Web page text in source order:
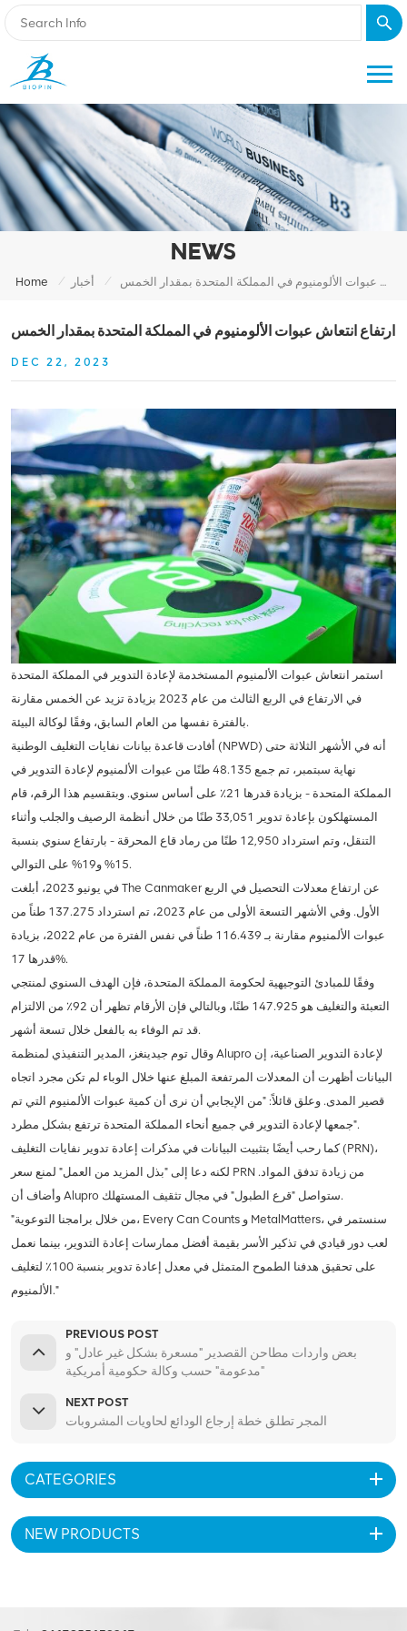
NEWS
Home / أخبار / ارتفاع انتعاش عبوات الألومنيوم في المملكة المتحدة بمقدار الخمس
ارتفاع انتعاش عبوات الألومنيوم في المملكة المتحدة بمقدار الخمس
DEC 22, 2023
استمر انتعاش عبوات الألمنيوم المستخدمة لإعادة التدوير في المملكة المتحدة
في الارتفاع في الربع الثالث من عام 2023 بزيادة تزيد عن الخمس مقارنة
بالفترة نفسها من العام السابق، وفقًا لوكالة البيئة.
أفادت قاعدة بيانات نفايات التغليف الوطنية (NPWD) أنه في الأشهر الثلاثة حتى
نهاية سبتمبر، تم جمع 48.135 طنًا من عبوات الألمنيوم لإعادة التدوير في
المملكة المتحدة - بزيادة قدرها 21٪ على أساس سنوي. وبتقسيم هذا الرقم، قام
المستهلكون بإعادة تدوير 33,051 طنًا من خلال أنظمة الرصيف والجلب وأثناء
التنقل، وتم استرداد 12,950 طنًا من رماد قاع المحرقة - بارتفاع سنوي بنسبة
15% و19% على التوالي.
في يونيو 2023، أبلغت The Canmaker عن ارتفاع معدلات التحصيل في الربع
الأول. وفي الأشهر التسعة الأولى من عام 2023، تم استرداد 137.275 طناً من
عبوات الألمنيوم مقارنة بـ 116.439 طناً في نفس الفترة من عام 2022، بزيادة
قدرها 17%.
وفقًا للمبادئ التوجيهية لحكومة المملكة المتحدة، فإن الهدف السنوي لمنتجي
التعبئة والتغليف هو 147.925 طنًا، وبالتالي فإن الأرقام تظهر أن 92٪ من الالتزام
قد تم الوفاء به بالفعل خلال تسعة أشهر.
وقال توم جيدينغز، المدير التنفيذي لمنظمة Alupro لإعادة التدوير الصناعية، إن
البيانات أظهرت أن المعدلات المرتفعة المبلغ عنها خلال الوباء لم تكن مجرد اتجاه
قصير المدى. وعلق قائلاً: "من الإيجابي أن نرى أن كمية عبوات الألمنيوم التي تم
جمعها لإعادة التدوير في جميع أنحاء المملكة المتحدة ترتفع بشكل مطرد".
كما رحب أيضًا بتثبيت البيانات في مذكرات إعادة تدوير نفايات التغليف (PRN)،
لكنه دعا إلى "بذل المزيد من العمل" لمنع سعر PRN من زيادة تدفق المواد.
وأضاف أن Alupro ستواصل "قرع الطبول" في مجال تثقيف المستهلك.
"من خلال برامجنا التوعوية، Every Can Counts و MetalMatters، سنستمر في
لعب دور قيادي في تذكير الأسر بقيمة أفضل ممارسات إعادة التدوير، بينما نعمل
على تحقيق هدفنا الطموح المتمثل في معدل إعادة تدوير بنسبة 100٪ لتغليف
الألمنيوم."
PREVIOUS POST
بعض واردات مطاحن القصدير "مسعرة بشكل غير عادل" و
"مدعومة" حسب وكالة حكومية أمريكية
NEXT POST
المجر تطلق خطة إرجاع الودائع لحاويات المشروبات
CATEGORIES
NEW PRODUCTS